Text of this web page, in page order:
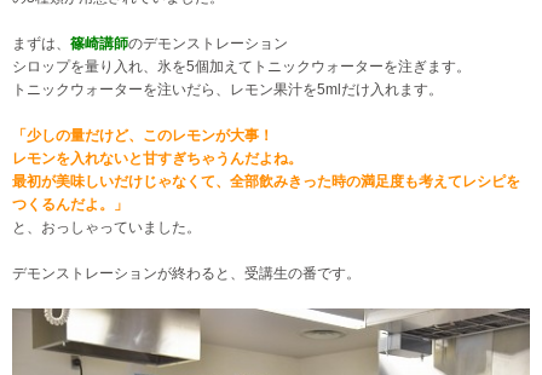
まずは、 篠崎講師のデモンストレーション
シロップを量り入れ、氷を5個加えてトニックウォーターを注ぎます。
トニックウォーターを注いだら、レモン果汁を5mlだけ入れます。
「少しの量だけど、このレモンが大事！
レモンを入れないと甘すぎちゃうんだよね。
最初が美味しいだけじゃなくて、全部飲みきった時の満足度も考えてレシピを
つくるんだよ。」
と、おっしゃっていました。
デモンストレーションが終わると、受講生の番です。